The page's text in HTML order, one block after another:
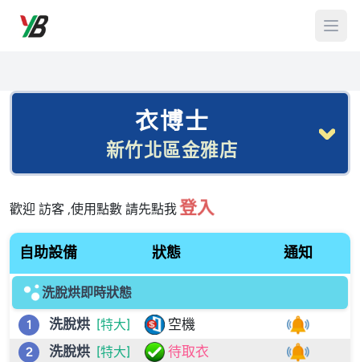
衣博士
新竹北區金雅店
歡迎 訪客 ,使用點數 請先點我登入
自助設備 狀態 通知
洗脫烘即時狀態
1 洗脫烘 [特大] 空機
2 洗脫烘 [特大] 待取衣